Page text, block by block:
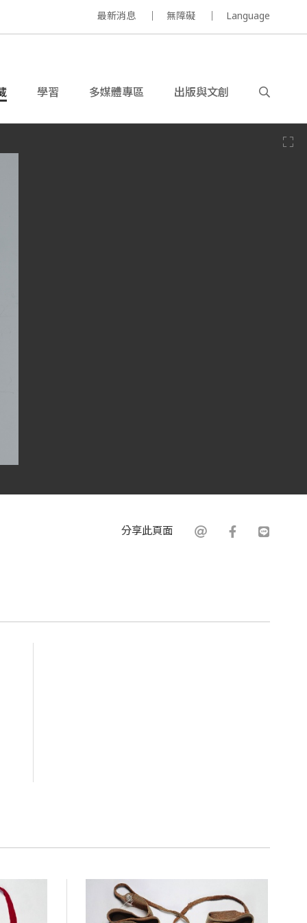
最新消息 無障礙 Language
學習 多媒體專區 出版與文創
分享此頁面